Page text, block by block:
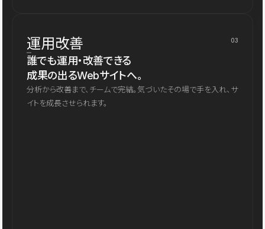
運用改善 03
誰でも運用・改善できる
成果の出るWebサイトへ。
分析から改善まで、チームで完結。気づいたその場で手を入れ、サ
イトを成長させられます。